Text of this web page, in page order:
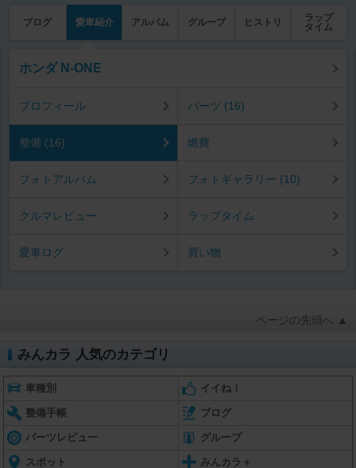
ブログ 愛車紹介 アルバム グループ ヒストリ
ラップ
タイム
ホンダ N-ONE
プロフィール パーツ (16)
整備 (16) 燃費
フォトアルバム フォトギャラリー (10)
クルマレビュー ラップタイム
愛車ログ 買い物
ページの先頭へ ▲
みんカラ 人気のカテゴリ
車種別 イイね！
整備手帳 ブログ
パーツレビュー グループ
スポット みんカラ＋